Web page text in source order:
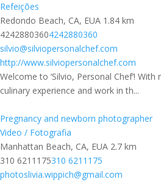
Refeições
Redondo Beach, CA, EUA 1.84 km
42428803604242880360
silvio@silviopersonalchef.com
http://www.silviopersonalchef.com
Welcome to ‘Silvio, Personal Chef’!
culinary experience and work in th...
Pregnancy and newborn photographer
Video / Fotografia
Manhattan Beach, CA, EUA 2.7 km
310 6211175310 6211175
photoslivia.wippich@gmail.com